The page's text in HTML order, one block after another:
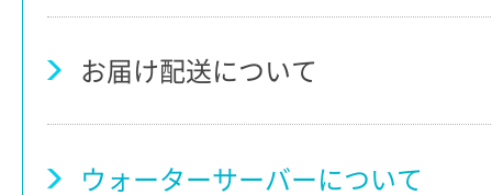
お届け配送について
ウォーターサーバーについて